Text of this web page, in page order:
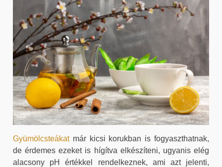
Gyümölcsteákatmár kicsi korukban is fogyaszthatnak,
de érdemes ezeket is hígítva elkészíteni, ugyanis elég
alacsony pH értékkel rendelkeznek, ami azt jelenti,